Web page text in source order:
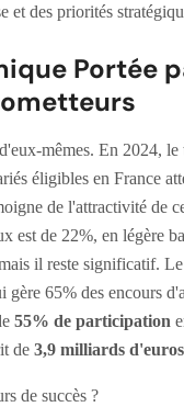
et des priorités
Portée
mêmes. En 2024, le
éligibles en France
de l'attractivité de
est de 22%, en légère
il reste significatif.
gère 65% des encours
55% de participation
de 3,9 milliards d'euros
de succès ?